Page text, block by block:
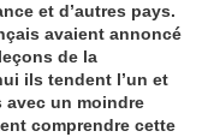
et d’autres pays.
avaient annoncé
de la
ils tendent l’un et
avec un moindre
comprendre cette